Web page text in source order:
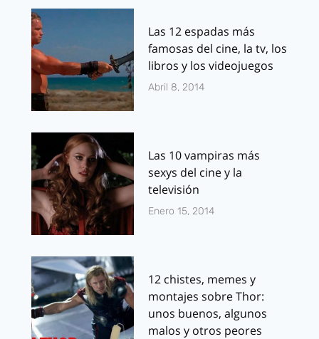
Las 12 espadas más
famosas del cine, la tv, los
libros y los videojuegos
Abril 8, 2014
Las 10 vampiras más
sexys del cine y la
televisión
Enero 15, 2014
12 chistes, memes y
montajes sobre Thor:
unos buenos, algunos
malos y otros peores